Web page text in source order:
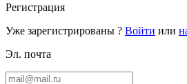
Регистрация
Уже зарегистрированы ? Войти или
Эл. почта